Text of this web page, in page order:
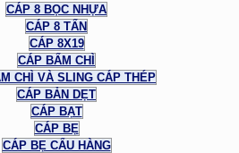
CÁP 8 BỌC NHỰA
CÁP 8 TẤN
CÁP 8X19
CÁP BẤM CHÌ
CHÌ VÀ SLING CÁP THÉP
CÁP BẢN DẸT
CÁP BẠT
CÁP BẸ
CÁP BẸ CẨU HÀNG